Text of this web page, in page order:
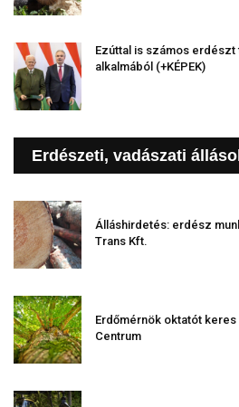
Ezúttal is számos
alkalmából (+KÉPEK)
Erdészeti, vadászati
Álláshirdetés: erdész
Trans Kft.
Erdőmérnök oktatót
Centrum